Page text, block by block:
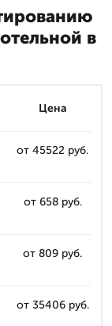
в
Цена
от 45522 руб.
от 658 руб.
от 809 руб.
от 35406 руб.